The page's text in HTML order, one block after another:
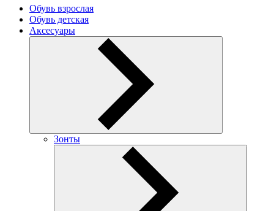
Обувь взрослая
Обувь детская
Аксесуары
Зонты